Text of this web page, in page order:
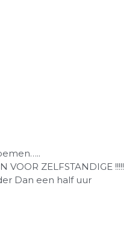
VOOR ZELFSTANDIGE !!!!!
Dan een half uur